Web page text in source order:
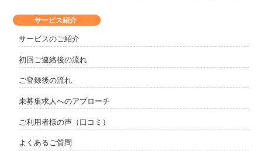
サービス紹介
サービスのご紹介
初回ご連絡後の流れ
ご登録後の流れ
未募集求人へのアプローチ
ご利用者様の声（口コミ）
よくあるご質問